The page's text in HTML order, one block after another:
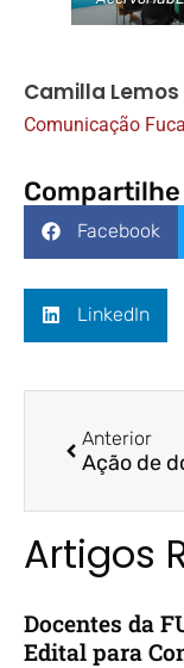
Camilla Lemos
Comunicação
Compartilhe
Facebook
LinkedIn
Anterior
Artigos
Docentes da
Edital para